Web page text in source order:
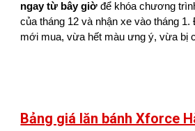
ngay từ bây giờ để khóa chương
của tháng 12 và nhận xe vào tháng
mới mua, vừa hết màu ưng ý, vừa bị
Bảng giá lăn bánh Xforce